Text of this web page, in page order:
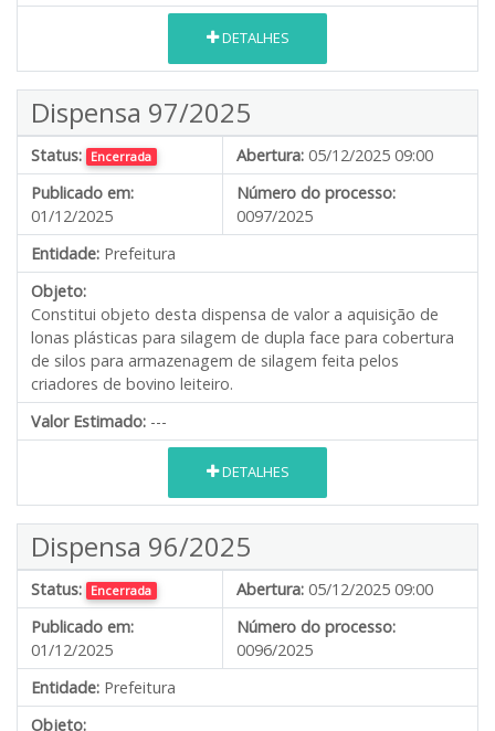
DETALHES
Dispensa 97/2025
Status: Encerrada Abertura: 05/12/2025 09:00
Publicado em:
01/12/2025
Número do processo:
0097/2025
Entidade: Prefeitura
Objeto:
Constitui objeto desta dispensa de valor a aquisição de
lonas plásticas para silagem de dupla face para cobertura
de silos para armazenagem de silagem feita pelos
criadores de bovino leiteiro.
Valor Estimado: ---
DETALHES
Dispensa 96/2025
Status: Encerrada Abertura: 05/12/2025 09:00
Publicado em:
01/12/2025
Número do processo:
0096/2025
Entidade: Prefeitura
Objeto: